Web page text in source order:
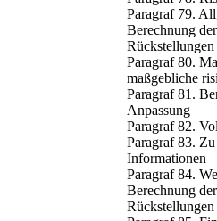
Paragraf 79.
Berechnung
Rückstellungen
Paragraf 80.
maßgebliche
Paragraf 81.
Anpassung
Paragraf 82.
Paragraf 83.
Informationen
Paragraf 84.
Berechnung